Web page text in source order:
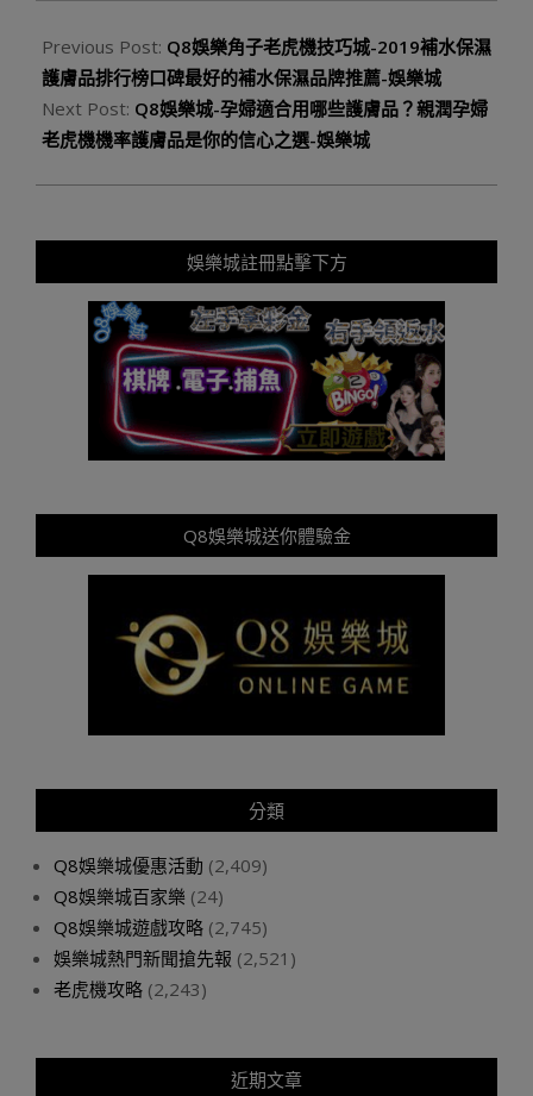
Previous Post: Q8娛樂角子老虎機技巧城-2019補水保濕
護膚品排行榜口碑最好的補水保濕品牌推薦-娛樂城
Next Post: Q8娛樂城-孕婦適合用哪些護膚品？親潤孕婦
老虎機機率護膚品是你的信心之選-娛樂城
娛樂城註冊點擊下方
Q8娛樂城送你體驗金
分類
Q8娛樂城優惠活動 (2,409)
Q8娛樂城百家樂 (24)
Q8娛樂城遊戲攻略 (2,745)
娛樂城熱門新聞搶先報 (2,521)
老虎機攻略 (2,243)
近期文章